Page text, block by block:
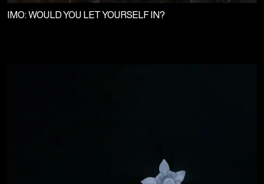
IMO: WOULD YOU LET YOURSELF IN?